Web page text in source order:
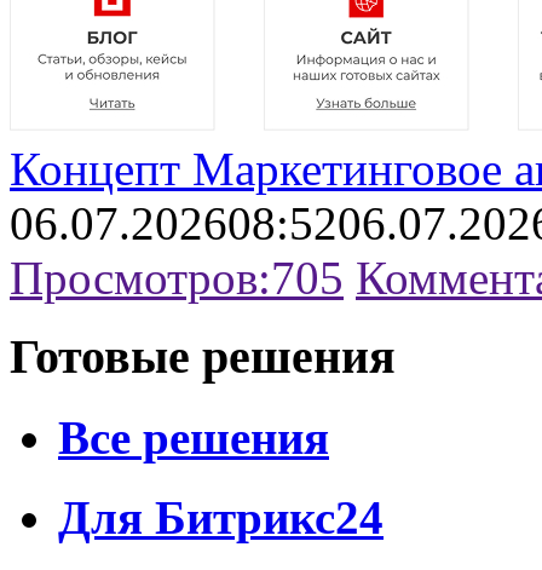
Концепт Маркетинговое
06.07.202608:52
Просмотров:705
Готовые решения
Все решения
Для Битрикс24